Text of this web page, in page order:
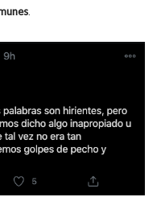
.